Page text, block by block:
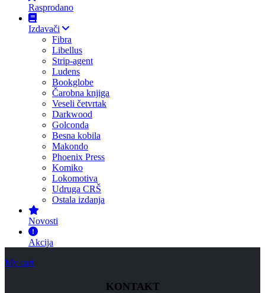
Rasprodano
Izdavači
Fibra
Libellus
Strip-agent
Ludens
Bookglobe
Čarobna knjiga
Veseli četvrtak
Darkwood
Golconda
Besna kobila
Makondo
Phoenix Press
Komiko
Lokomotiva
Udruga CRŠ
Ostala izdanja
Novosti
Akcija
My cart
KONTAKT